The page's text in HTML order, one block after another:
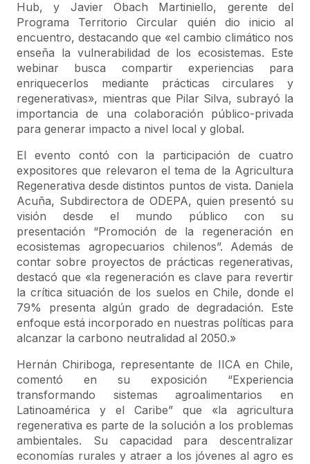
Hub, y Javier Obach Martiniello, gerente del
Programa Territorio Circular quién dio inicio al
encuentro, destacando que «el cambio climático nos
enseña la vulnerabilidad de los ecosistemas. Este
webinar busca compartir experiencias para
enriquecerlos mediante prácticas circulares y
regenerativas», mientras que Pilar Silva, subrayó la
importancia de una colaboración público-privada
para generar impacto a nivel local y global.
El evento contó con la participación de cuatro
expositores que relevaron el tema de la Agricultura
Regenerativa desde distintos puntos de vista. Daniela
Acuña, Subdirectora de ODEPA, quien presentó su
visión desde el mundo público con su
presentación “Promoción de la regeneración en
ecosistemas agropecuarios chilenos”. Además de
contar sobre proyectos de prácticas regenerativas,
destacó que «la regeneración es clave para revertir
la crítica situación de los suelos en Chile, donde el
79% presenta algún grado de degradación. Este
enfoque está incorporado en nuestras políticas para
alcanzar la carbono neutralidad al 2050.»
Hernán Chiriboga, representante de IICA en Chile,
comentó en su exposición “Experiencia
transformando sistemas agroalimentarios en
Latinoamérica y el Caribe” que «la agricultura
regenerativa es parte de la solución a los problemas
ambientales. Su capacidad para descentralizar
economías rurales y atraer a los jóvenes al agro es